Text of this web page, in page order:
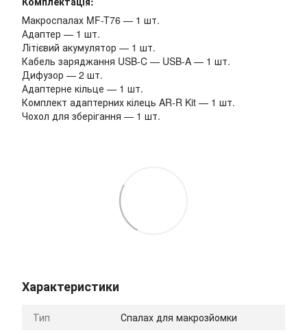
Макроспалах MF-T76 — 1 шт.
Адаптер — 1 шт.
Літієвий акумулятор — 1 шт.
Кабель заряджання USB-C — USB-A — 1 шт.
Дифузор — 2 шт.
Адаптерне кільце — 1 шт.
Комплект адаптерних кілець AR-R Kit — 1 шт.
Чохол для зберігання — 1 шт.
Характеристики
Тип
Спалах для макрозйомки